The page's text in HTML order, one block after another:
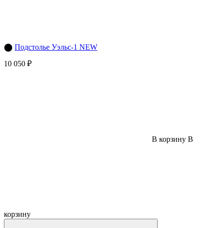
⬤ Подстолье Уэльс-1 NEW
10 050 ₽
В корзину В
корзину